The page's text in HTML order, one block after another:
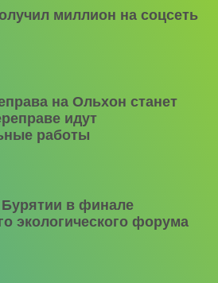
миллион на соцсеть
на Ольхон станет
идут
работы
в финале
экологического форума